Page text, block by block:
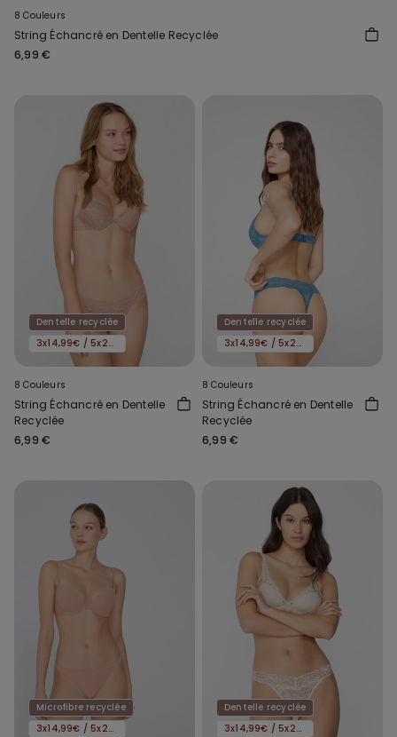
8 Couleurs
String Échancré en Dentelle Recyclée
6,99 €
Dentelle recyclée
3x14,99€ / 5x22,99€
8 Couleurs
String Échancré en Dentelle
Recyclée
6,99 €
Dentelle recyclée
3x14,99€ / 5x22,99€
8 Couleurs
String Échancré en Dentelle
Recyclée
6,99 €
Microfibre recyclée
3x14,99€ / 5x22,99€
Dentelle recyclée
3x14,99€ / 5x22,99€